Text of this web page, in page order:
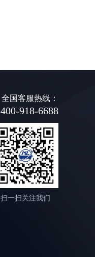
全国客服热线：
400-918-6688
扫一扫关注我们